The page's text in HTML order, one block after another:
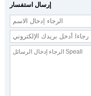
إرسال استفسار